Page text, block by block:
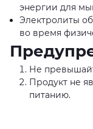
энергии для
Электролиты
во время
Не
Продукт не
питанию.